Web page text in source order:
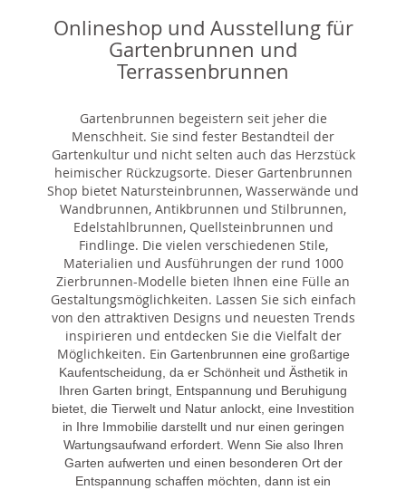
Onlineshop und Ausstellung für
Gartenbrunnen und
Terrassenbrunnen
Gartenbrunnen begeistern seit jeher die
Menschheit. Sie sind fester Bestandteil der
Gartenkultur und nicht selten auch das Herzstück
heimischer Rückzugsorte. Dieser Gartenbrunnen
Shop bietet Natursteinbrunnen, Wasserwände und
Wandbrunnen, Antikbrunnen und Stilbrunnen,
Edelstahlbrunnen, Quellsteinbrunnen und
Findlinge. Die vielen verschiedenen Stile,
Materialien und Ausführungen der rund 1000
Zierbrunnen-Modelle bieten Ihnen eine Fülle an
Gestaltungsmöglichkeiten. Lassen Sie sich einfach
von den attraktiven Designs und neuesten Trends
inspirieren und entdecken Sie die Vielfalt der
Möglichkeiten. Ein Gartenbrunnen eine großartige
Kaufentscheidung, da er Schönheit und Ästhetik in
Ihren Garten bringt, Entspannung und Beruhigung
bietet, die Tierwelt und Natur anlockt, eine Investition
in Ihre Immobilie darstellt und nur einen geringen
Wartungsaufwand erfordert. Wenn Sie also Ihren
Garten aufwerten und einen besonderen Ort der
Entspannung schaffen möchten, dann ist ein